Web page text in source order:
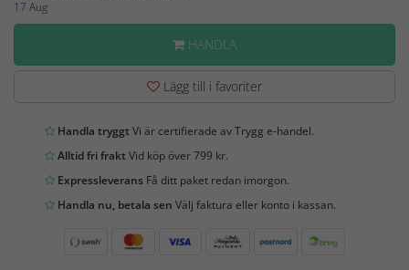
17 Aug
HANDLA
Lägg till i favoriter
Handla tryggtVi är certifierade av Trygg e-handel.
Alltid fri fraktVid köp över 799 kr.
Expressleverans Få ditt paket redan imorgon.
Handla nu, betala sen Välj faktura eller konto i kassan.